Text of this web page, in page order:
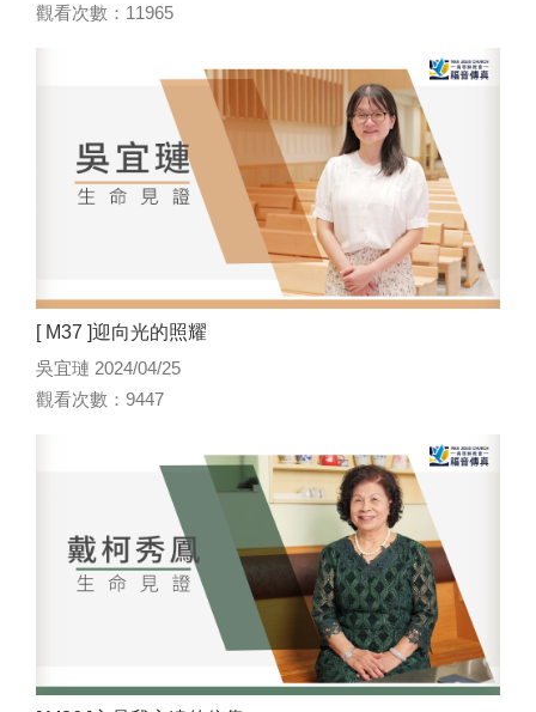
觀看次數：11965
[ M37 ]迎向光的照耀
吳宜璉 2024/04/25
觀看次數：9447